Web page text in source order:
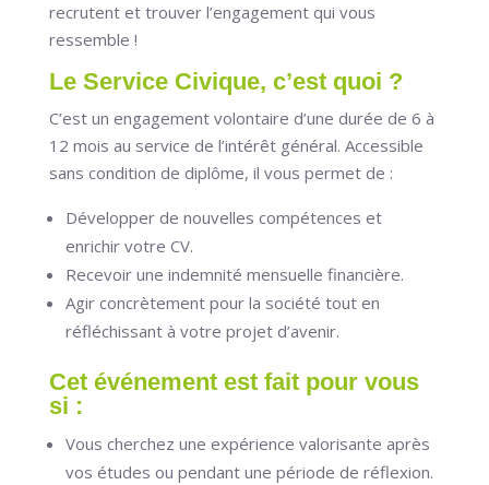
recrutent et trouver l’engagement qui vous
ressemble !
Le Service Civique, c’est quoi ?
C’est un engagement volontaire d’une durée de 6 à
12 mois au service de l’intérêt général. Accessible
sans condition de diplôme, il vous permet de :
Développer de nouvelles compétences et
enrichir votre CV.
Recevoir une indemnité mensuelle financière.
Agir concrètement pour la société tout en
réfléchissant à votre projet d’avenir.
Cet événement est fait pour vous
si :
Vous cherchez une expérience valorisante après
vos études ou pendant une période de réflexion.